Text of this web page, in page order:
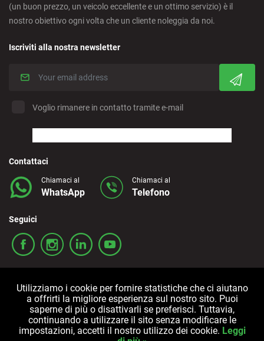
(un buon prezzo, un veicolo eccellente e un ottimo servizio) è il
nostro obiettivo ogni volta che un cliente noleggia da noi.
Iscriviti alla nostra newsletter
Voglio rimanere in contatto tramite e-mail
Contattaci
Chiamaci al
WhatsApp
Chiamaci al
Telefono
Seguici
Termini e condizioni Politica sulla privacy Cookies
Utilizziamo i cookie per fornire statistiche che ci aiutano
a offrirti la migliore esperienza sul nostro sito. Puoi
saperne di più o disattivarli se preferisci. Tuttavia,
continuando a utilizzare il sito senza modificare le
impostazioni, accetti il nostro utilizzo dei cookie. Leggi